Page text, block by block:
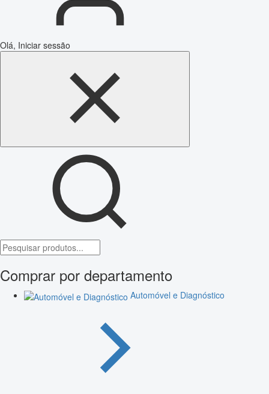
Olá, Iniciar sessão
Comprar por departamento
Automóvel e Diagnóstico